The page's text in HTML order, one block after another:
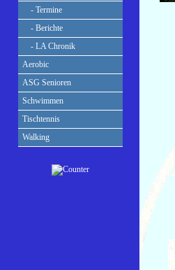
- Termine
- Berichte
- LA Chronik
Aerobic
ASG Senioren
Schwimmen
Tischtennis
Walking